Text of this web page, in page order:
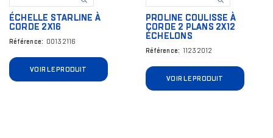
ÉCHELLE STARLINE À
CORDE 2X16
Référence 00132116
VOIR LE PRODUIT
PROLINE COULISSE À
CORDE 2 PLANS 2X12
ÉCHELONS
Référence 11232012
VOIR LE PRODUIT